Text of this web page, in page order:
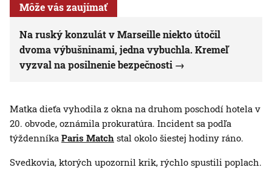
Môže vás zaujímať
Na ruský konzulát v Marseille niekto útočil
dvoma výbušninami, jedna vybuchla. Kremeľ
vyzval na posilnenie bezpečnosti
Matka dieťa vyhodila z okna na druhom poschodí hotela v
20. obvode, oznámila prokuratúra. Incident sa podľa
týždenníka Paris Match stal okolo šiestej hodiny ráno.
Svedkovia, ktorých upozornil krik, rýchlo spustili poplach.